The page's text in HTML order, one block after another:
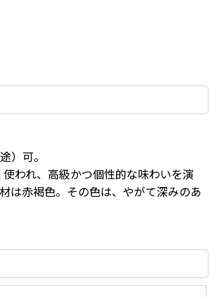
）可。
われ、高級かつ個性的な味わいを演
は赤褐色。その色は、やがて深みのあ